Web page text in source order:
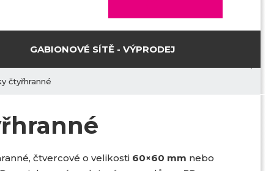
GABIONOVÉ SÍTĚ - VÝPRODEJ
čtyřhranné
čtvercové o velikosti 60×60 mm nebo